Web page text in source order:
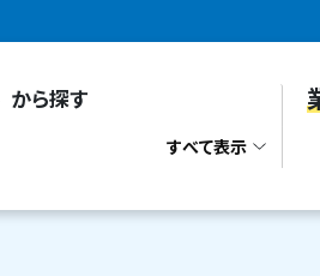
から探す
すべて表示